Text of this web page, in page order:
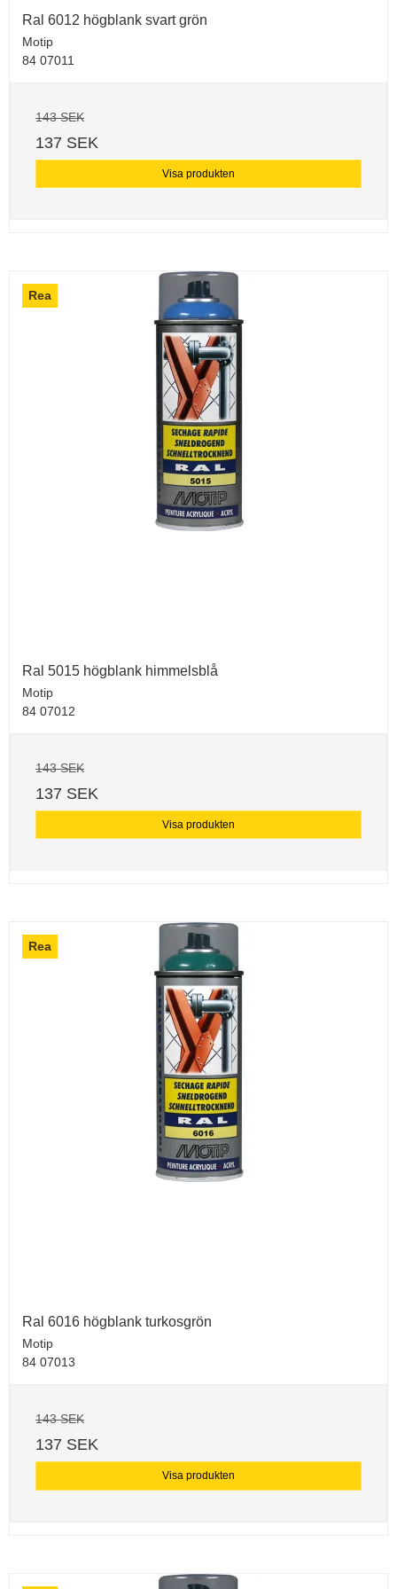
Ral 6012 högblank svart grön
Motip
84 07011
143 SEK
137 SEK
Visa produkten
Rea
Ral 5015 högblank himmelsblå
Motip
84 07012
143 SEK
137 SEK
Visa produkten
Rea
Ral 6016 högblank turkosgrön
Motip
84 07013
143 SEK
137 SEK
Visa produkten